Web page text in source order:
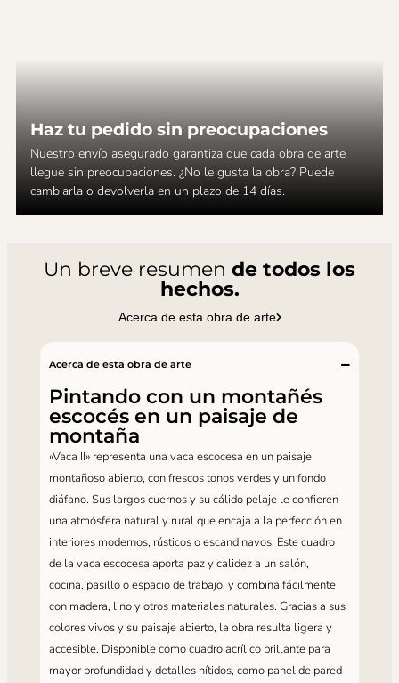
Haz tu pedido sin preocupaciones
Nuestro envío asegurado garantiza que cada obra de arte
llegue sin preocupaciones. ¿No le gusta la obra? Puede
cambiarla o devolverla en un plazo de 14 días.
Un breve resumen de todos los
hechos.
Acerca de esta obra de arte
Acerca de esta obra de arte
Pintando con un montañés
escocés en un paisaje de
montaña
«Vaca II» representa una vaca escocesa en un paisaje
montañoso abierto, con frescos tonos verdes y un fondo
diáfano. Sus largos cuernos y su cálido pelaje le confieren
una atmósfera natural y rural que encaja a la perfección en
interiores modernos, rústicos o escandinavos. Este cuadro
de la vaca escocesa aporta paz y calidez a un salón,
cocina, pasillo o espacio de trabajo, y combina fácilmente
con madera, lino y otros materiales naturales. Gracias a sus
colores vivos y su paisaje abierto, la obra resulta ligera y
accesible. Disponible como cuadro acrílico brillante para
mayor profundidad y detalles nítidos, como panel de pared